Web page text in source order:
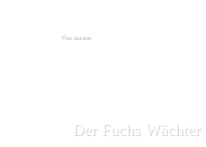
Der Fuchs Wächter